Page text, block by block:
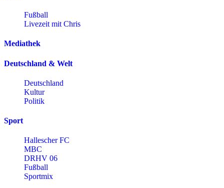
Fußball
Livezeit mit Chris
Mediathek
Deutschland & Welt
Deutschland
Kultur
Politik
Sport
Hallescher FC
MBC
DRHV 06
Fußball
Sportmix